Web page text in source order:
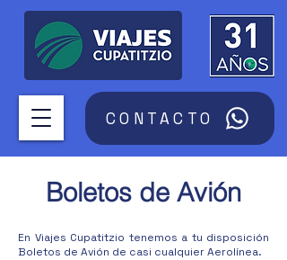
CONTACTO
Boletos de Avión
En Viajes Cupatitzio tenemos a tu disposición
Boletos de Avión de casi cualquier Aerolínea.